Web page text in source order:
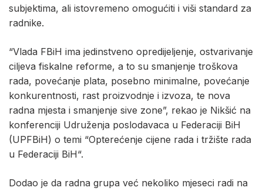
subjektima, ali istovremeno omogućiti i viši standard za
radnike.
“Vlada FBiH ima jedinstveno opredijeljenje, ostvarivanje
ciljeva fiskalne reforme, a to su smanjenje troškova
rada, povećanje plata, posebno minimalne, povećanje
konkurentnosti, rast proizvodnje i izvoza, te nova
radna mjesta i smanjenje sive zone”, rekao je Nikšić na
konferenciji Udruženja poslodavaca u Federaciji BiH
(UPFBiH) o temi “Opterećenje cijene rada i tržište rada
u Federaciji BiH“.
Dodao je da radna grupa već nekoliko mjeseci radi na